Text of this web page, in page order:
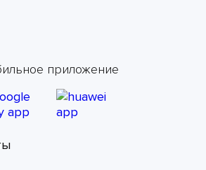
приложение